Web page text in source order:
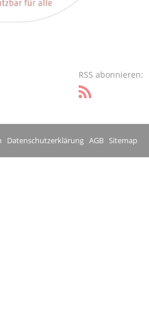
RSS abonnieren:
Datenschutzerklärung AGB Sitemap